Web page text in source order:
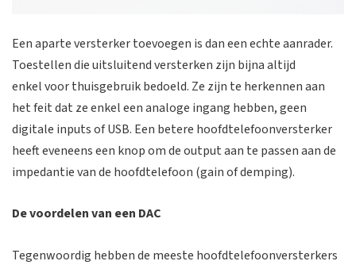
Een aparte versterker toevoegen is dan een echte aanrader.
Toestellen die uitsluitend versterken zijn bijna altijd
enkel voor thuisgebruik bedoeld. Ze zijn te herkennen aan
het feit dat ze enkel een analoge ingang hebben, geen
digitale inputs of USB. Een betere hoofdtelefoonversterker
heeft eveneens een knop om de output aan te passen aan de
impedantie van de hoofdtelefoon (gain of demping).
De voordelen van een DAC
Tegenwoordig hebben de meeste hoofdtelefoonversterkers